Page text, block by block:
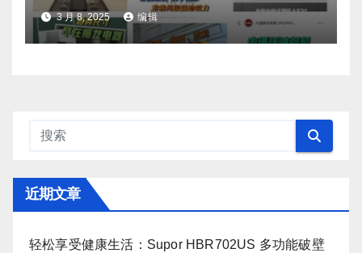
3 月 8, 2025 编辑
近期文章
轻松享受健康生活：Supor HBR702US 多功能破壁